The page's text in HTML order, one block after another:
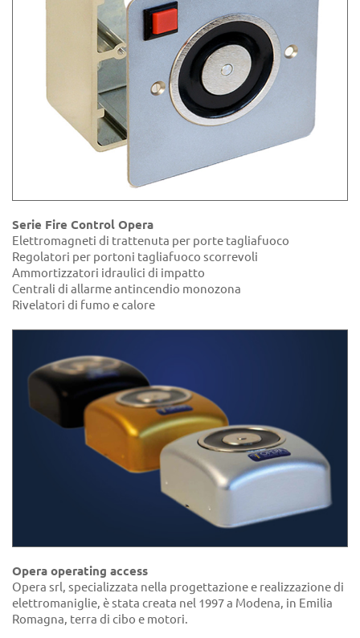
Serie Fire Control Opera
Elettromagneti di trattenuta per porte tagliafuoco
Regolatori per portoni tagliafuoco scorrevoli
Ammortizzatori idraulici di impatto
Centrali di allarme antincendio monozona
Rivelatori di fumo e calore
Opera operating access
Opera srl, specializzata nella progettazione e realizzazione di
elettromaniglie, è stata creata nel 1997 a Modena, in Emilia
Romagna, terra di cibo e motori.